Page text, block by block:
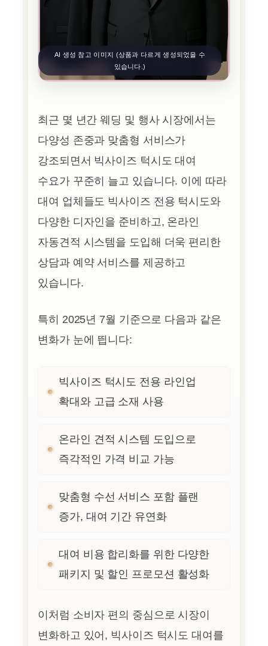
AI 생성 참고 이미지 (상품과 다르게 생성되었을 수
있습니다.)
최근 몇 년간 웨딩 및 행사 시장에서는
다양성 존중과 맞춤형 서비스가
강조되면서 빅사이즈 턱시도 대여
수요가 꾸준히 늘고 있습니다. 이에 따라
대여 업체들도 빅사이즈 전용 턱시도와
다양한 디자인을 준비하고, 온라인
자동견적 시스템을 도입해 더욱 편리한
상담과 예약 서비스를 제공하고
있습니다.
특히 2025년 7월 기준으로 다음과 같은
변화가 눈에 띕니다:
빅사이즈 턱시도 전용 라인업
확대와 고급 소재 사용
온라인 견적 시스템 도입으로
즉각적인 가격 비교 가능
맞춤형 수선 서비스 포함 플랜
증가, 대여 기간 유연화
대여 비용 합리화를 위한 다양한
패키지 및 할인 프로모션 활성화
이처럼 소비자 편의 중심으로 시장이
변화하고 있어, 빅사이즈 턱시도 대여를